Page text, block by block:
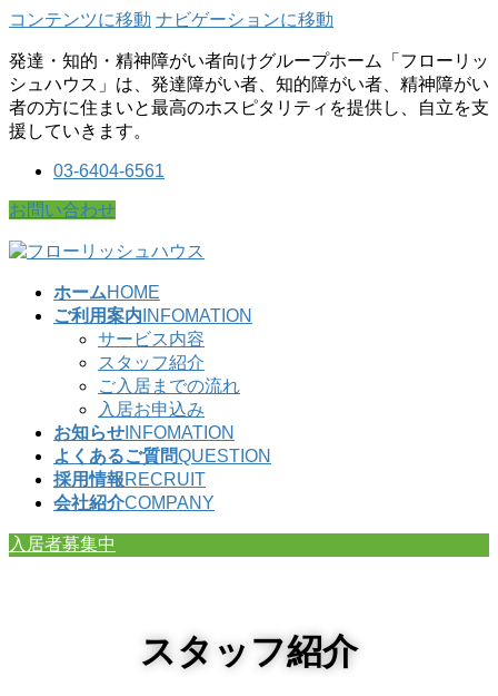
コンテンツに移動 ナビゲーションに移動
発達・知的・精神障がい者向けグループホーム「フローリッ
シュハウス」は、発達障がい者、知的障がい者、精神障がい
者の方に住まいと最高のホスピタリティを提供し、自立を支
援していきます。
03-6404-6561
お問い合わせ
ホームHOME
ご利用案内 INFOMATION
サービス内容
スタッフ紹介
ご入居までの流れ
入居お申込み
お知らせ INFOMATION
よくあるご質問QUESTION
採用情報RECRUIT
会社紹介COMPANY
入居者募集中
スタッフ紹介